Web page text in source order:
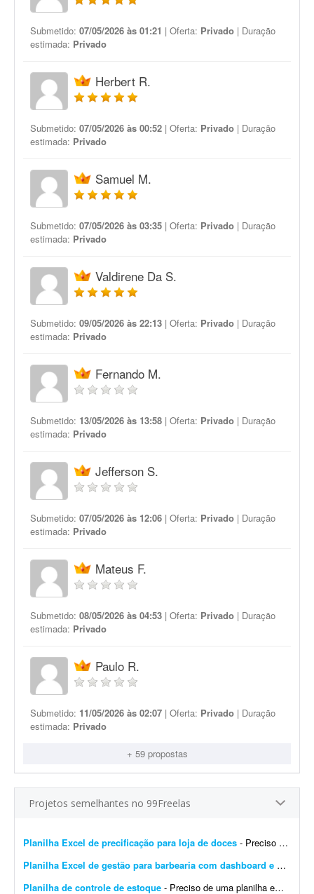
Submetido: 07/05/2026 às 01:21 | Oferta: Privado | Duração
estimada: Privado
Herbert R.
Submetido: 07/05/2026 às 00:52 | Oferta: Privado | Duração
estimada: Privado
Samuel M.
Submetido: 07/05/2026 às 03:35 | Oferta: Privado | Duração
estimada: Privado
Valdirene Da S.
Submetido: 09/05/2026 às 22:13 | Oferta: Privado | Duração
estimada: Privado
Fernando M.
Submetido: 13/05/2026 às 13:58 | Oferta: Privado | Duração
estimada: Privado
Jefferson S.
Submetido: 07/05/2026 às 12:06 | Oferta: Privado | Duração
estimada: Privado
Mateus F.
Submetido: 08/05/2026 às 04:53 | Oferta: Privado | Duração
estimada: Privado
Paulo R.
Submetido: 11/05/2026 às 02:07 | Oferta: Privado | Duração
estimada: Privado
+ 59 propostas
Projetos semelhantes no 99Freelas
Planilha Excel de precificação para loja de doces - Preciso de um profissional que tenha experiência em planilhas Excel e cálculos. Preciso de uma planilha de precificação para minha loja de doces. Preciso com urgên...
Planilha Excel de gestão para barbearia com dashboard e backup
Planilha de controle de estoque - Preciso de uma planilha em Excel para controle de estoque da marca Viora, que comercializa roupas fitness. Ela deve conter: * Cadastro de produtos com SKU. * Controle por cor e tamanho. * Cadastr...